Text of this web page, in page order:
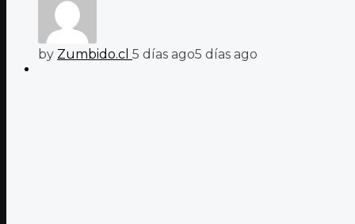
by Zumbido.cl 5 días ago5 días ago